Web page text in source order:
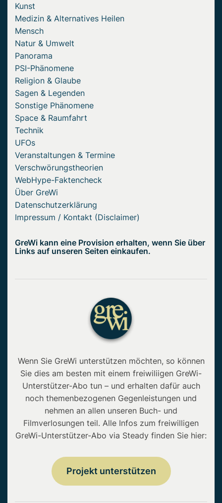
Kunst
Medizin & Alternatives Heilen
Mensch
Natur & Umwelt
Panorama
PSI-Phänomene
Religion & Glaube
Sagen & Legenden
Sonstige Phänomene
Space & Raumfahrt
Technik
UFOs
Veranstaltungen & Termine
Verschwörungstheorien
WebHype-Faktencheck
Über GreWi
Datenschutzerklärung
Impressum / Kontakt (Disclaimer)
GreWi kann eine Provision erhalten, wenn Sie über
Links auf unseren Seiten einkaufen.
Wenn Sie GreWi unterstützen möchten, so können
Sie dies am besten mit einem freiwiliigen GreWi-
Unterstützer-Abo tun – und erhalten dafür auch
noch themenbezogenen Gegenleistungen und
nehmen an allen unseren Buch- und
Filmverlosungen teil. Alle Infos zum freiwilligen
GreWi-Unterstützer-Abo via Steady finden Sie hier:
Projekt unterstützen